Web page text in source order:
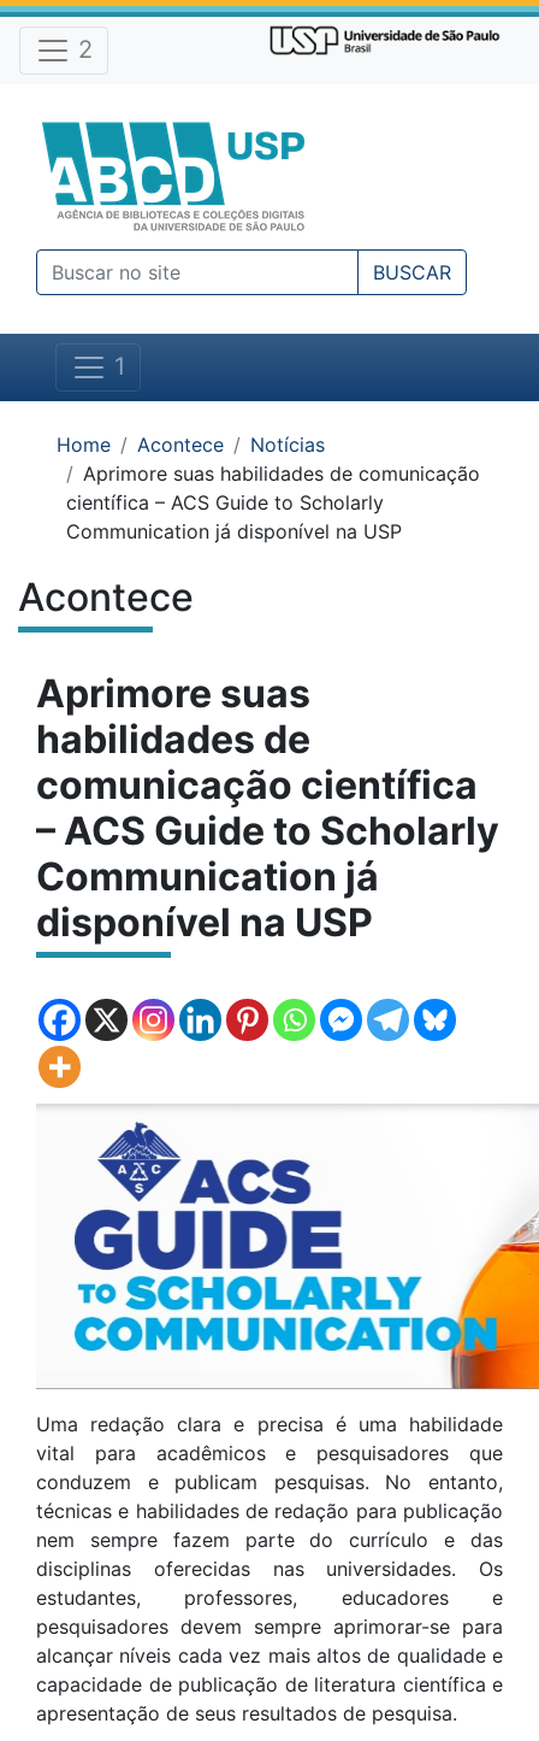
e Ferramentas do site
Ir para o conteúdo [1]
Ir para o menu [2]
Ir para a busca [3]
2
BUSCAR
1
Home Acontece
Notícias
Aprimore suas habilidades de comunicação
científica – ACS Guide to Scholarly
Communication já disponível na USP
Conteúdo do site
Acontece
Aprimore suas
habilidades de
comunicação científica
– ACS Guide to Scholarly
Communication já
disponível na USP
Uma redação clara e precisa é uma habilidade
vital para acadêmicos e pesquisadores que
conduzem e publicam pesquisas. No entanto,
técnicas e habilidades de redação para publicação
nem sempre fazem parte do currículo e das
disciplinas oferecidas nas universidades. Os
estudantes, professores, educadores e
pesquisadores devem sempre aprimorar-se para
alcançar níveis cada vez mais altos de qualidade e
capacidade de publicação de literatura científica e
apresentação de seus resultados de pesquisa.